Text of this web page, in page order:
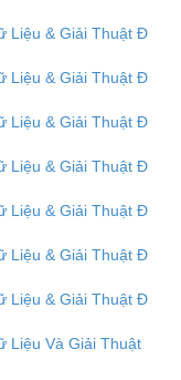
Liệu & Giải Thuật Đ
Liệu & Giải Thuật Đ
Liệu & Giải Thuật Đ
Liệu & Giải Thuật Đ
Liệu & Giải Thuật Đ
Liệu & Giải Thuật Đ
Liệu & Giải Thuật Đ
Liệu Và Giải Thuật